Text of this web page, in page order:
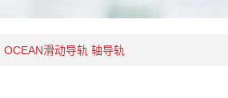
OCEAN滑动导轨 轴导轨